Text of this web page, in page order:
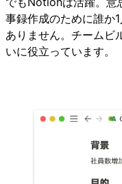
事録作成のために誰か
ありません。チームビ
いに役立っています。